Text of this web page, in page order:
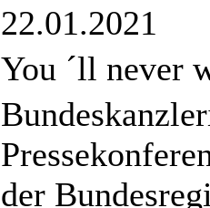
22.01.2021
You ´ll never
der